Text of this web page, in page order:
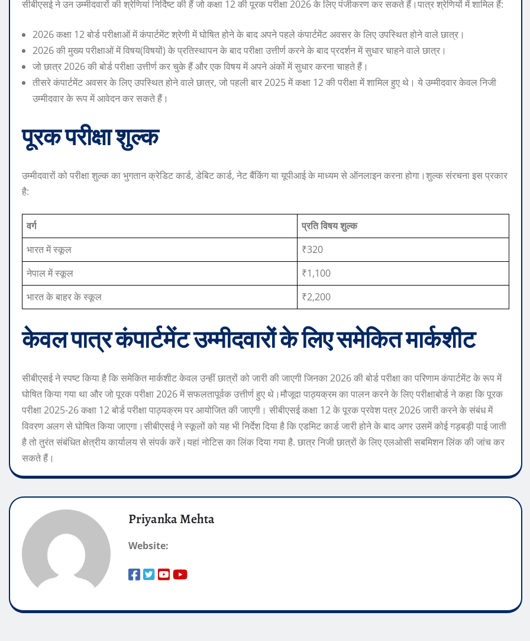
सीबीएसई ने उन उम्मीदवारों की श्रेणियां निर्दिष्ट की हैं जो कक्षा 12 की पूरक परीक्षा 2026 के लिए पंजीकरण कर सकते हैं।पात्र श्रेणियों में शामिल हैं:
2026 कक्षा 12 बोर्ड परीक्षाओं में कंपार्टमेंट श्रेणी में घोषित होने के बाद अपने पहले कंपार्टमेंट अवसर के लिए उपस्थित होने वाले छात्र।
2026 की मुख्य परीक्षाओं में विषय(विषयों) के प्रतिस्थापन के बाद परीक्षा उत्तीर्ण करने के बाद प्रदर्शन में सुधार चाहने वाले छात्र।
जो छात्र 2026 की बोर्ड परीक्षा उत्तीर्ण कर चुके हैं और एक विषय में अपने अंकों में सुधार करना चाहते हैं।
तीसरे कंपार्टमेंट अवसर के लिए उपस्थित होने वाले छात्र, जो पहली बार 2025 में कक्षा 12 की परीक्षा में शामिल हुए थे। ये उम्मीदवार केवल निजी
उम्मीदवार के रूप में आवेदन कर सकते हैं।
पूरक परीक्षा शुल्क
उम्मीदवारों को परीक्षा शुल्क का भुगतान क्रेडिट कार्ड, डेबिट कार्ड, नेट बैंकिंग या यूपीआई के माध्यम से ऑनलाइन करना होगा।शुल्क संरचना इस प्रकार
है:
वर्ग
प्रति विषय शुल्क
भारत में स्कूल
₹320
नेपाल में स्कूल
₹1,100
भारत के बाहर के स्कूल
₹2,200
केवल पात्र कंपार्टमेंट उम्मीदवारों के लिए समेकित मार्कशीट
सीबीएसई ने स्पष्ट किया है कि समेकित मार्कशीट केवल उन्हीं छात्रों को जारी की जाएगी जिनका 2026 की बोर्ड परीक्षा का परिणाम कंपार्टमेंट के रूप में
घोषित किया गया था और जो पूरक परीक्षा 2026 में सफलतापूर्वक उत्तीर्ण हुए थे।मौजूदा पाठ्यक्रम का पालन करने के लिए परीक्षाबोर्ड ने कहा कि पूरक
परीक्षा 2025-26 कक्षा 12 बोर्ड परीक्षा पाठ्यक्रम पर आयोजित की जाएगी। सीबीएसई कक्षा 12 के पूरक प्रवेश पत्र 2026 जारी करने के संबंध में
विवरण अलग से घोषित किया जाएगा।सीबीएसई ने स्कूलों को यह भी निर्देश दिया है कि एडमिट कार्ड जारी होने के बाद अगर उसमें कोई गड़बड़ी पाई जाती
है तो तुरंत संबंधित क्षेत्रीय कार्यालय से संपर्क करें।यहां नोटिस का लिंक दिया गया है. छात्र निजी छात्रों के लिए एलओसी सबमिशन लिंक की जांच कर
सकते हैं।
Priyanka Mehta
Website: